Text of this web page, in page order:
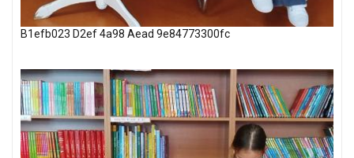
B1efb023 D2ef 4a98 Aead 9e84773300fc